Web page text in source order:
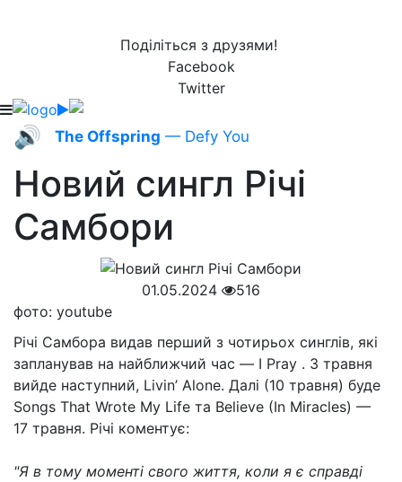
Поділіться з друзями!
Facebook
Twitter
🔊 The Offspring — Defy You
Новий сингл Річі
Самбори
01.05.2024
516
фото: youtube
Річі Самбора видав перший з чотирьох синглів, які
запланував на найближчий час — I Pray . 3 травня
вийде наступний, Livin’ Alone. Далі (10 травня) буде
Songs That Wrote My Life та Believe (In Miracles) —
17 травня. Річі коментує:
"Я в тому моменті свого життя, коли я є справді